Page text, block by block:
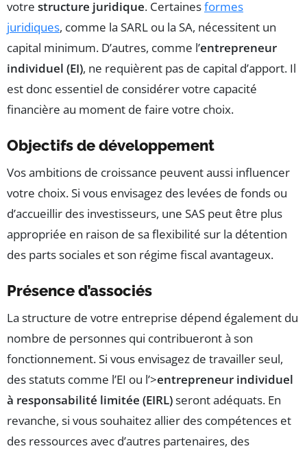
votre structure juridique. Certainesformes
juridiques, comme la SARL ou la SA, nécessitent un
capital minimum. D’autres, comme l’entrepreneur
individuel (EI), ne requièrent pas de capital d’apport. Il
est donc essentiel de considérer votre capacité
financière au moment de faire votre choix.
Objectifs de développement
Vos ambitions de croissance peuvent aussi influencer
votre choix. Si vous envisagez des levées de fonds ou
d’accueillir des investisseurs, une SAS peut être plus
appropriée en raison de sa flexibilité sur la détention
des parts sociales et son régime fiscal avantageux.
Présence d’associés
La structure de votre entreprise dépend également du
nombre de personnes qui contribueront à son
fonctionnement. Si vous envisagez de travailler seul,
des statuts comme l’EI ou l’>entrepreneur individuel
à responsabilité limitée (EIRL)seront adéquats. En
revanche, si vous souhaitez allier des compétences et
des ressources avec d’autres partenaires, des